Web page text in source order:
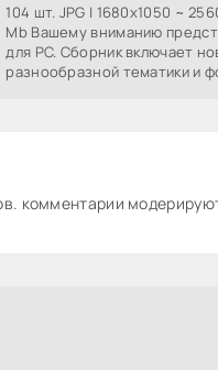
104 шт. JPG | 1680x1050 ~
Mb Вашему вниманию
для PC. Сборник включает
разнообразной тематики и
комментарии